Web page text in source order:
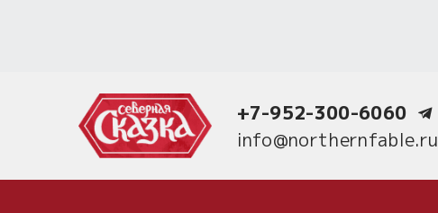
+7-952-300-6060
info@northernfable.ru